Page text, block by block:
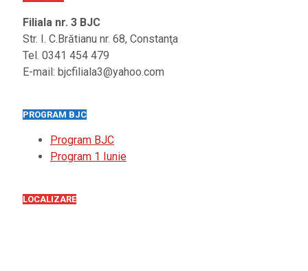
Filiala nr. 3 BJC
Str. I. C.Brătianu nr. 68, Constanţa
Tel. 0341 454 479
E-mail: bjcfiliala3@yahoo.com
PROGRAM BJC
Program BJC
Program 1 Iunie
LOCALIZARE